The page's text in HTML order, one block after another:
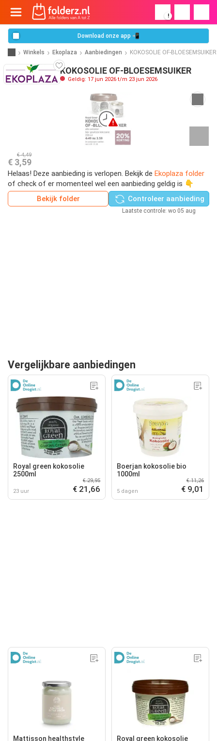
!
Download onze app 📲
Winkels Ekoplaza Aanbiedingen KOKOSOLIE OF-BLOESEMSUIKER
KOKOSOLIE OF-BLOESEMSUIKER
Geldig: 17 jun 2026 t/m 23 jun 2026
€ 4,49
€ 3,59
Helaas! Deze aanbieding is verlopen. Bekijk de Ekoplaza folder
of check of er momenteel wel een aanbieding geldig is 👇
Bekijk folder
Controleer aanbieding
Laatste controle: wo 05 aug
Vergelijkbare aanbiedingen
Royal green kokosolie
2500ml
23 uur
€ 29,95
€ 21,66
Boerjan kokosolie bio
1000ml
5 dagen
€ 11,26
€ 9,01
Mattisson healthstyle
Royal green kokosolie